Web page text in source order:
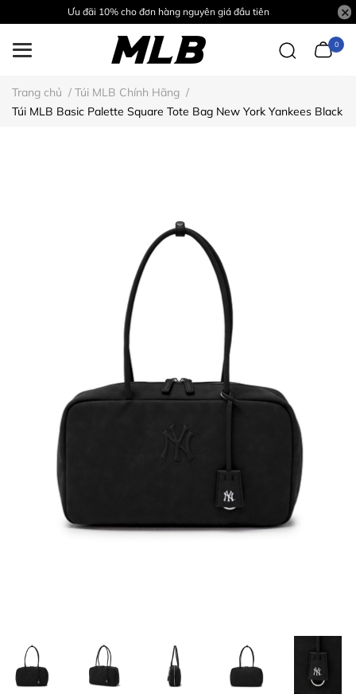
Ưu đãi 10% cho đơn hàng nguyên giá đầu tiên
0
Trang chủ / Túi MLB Chính Hãng /
Túi MLB Basic Palette Square Tote Bag New York Yankees Black